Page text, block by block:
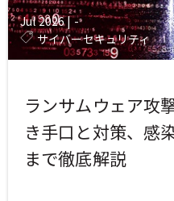
Jul 2026|-
サイバーセキュリティ
ランサムウェア攻
き手口と対策、感
まで徹底解説